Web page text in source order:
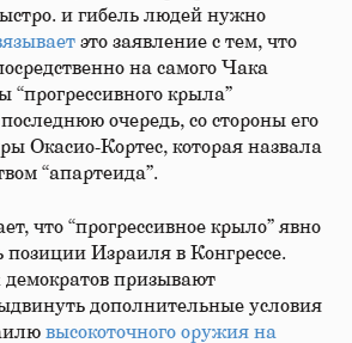
и гибель людей нужно
это заявление с тем, что
на самого Чака
“прогрессивного крыла”
очередь, со стороны его
Окасио-Кортес, которая назвала
“апартеида”.
что “прогрессивное крыло” явно
позиции Израиля в Конгрессе.
демократов призывают
дополнительные условия
высокоточного оружия на